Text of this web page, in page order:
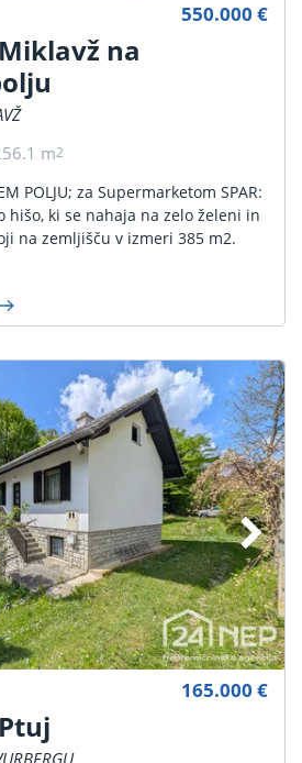
na
m2
550.000 €
POLJU; za Supermarketom SPAR:
hišo, ki se nahaja na zelo želeni in
na zemljišču v izmeri 385 m2.
165.000 €